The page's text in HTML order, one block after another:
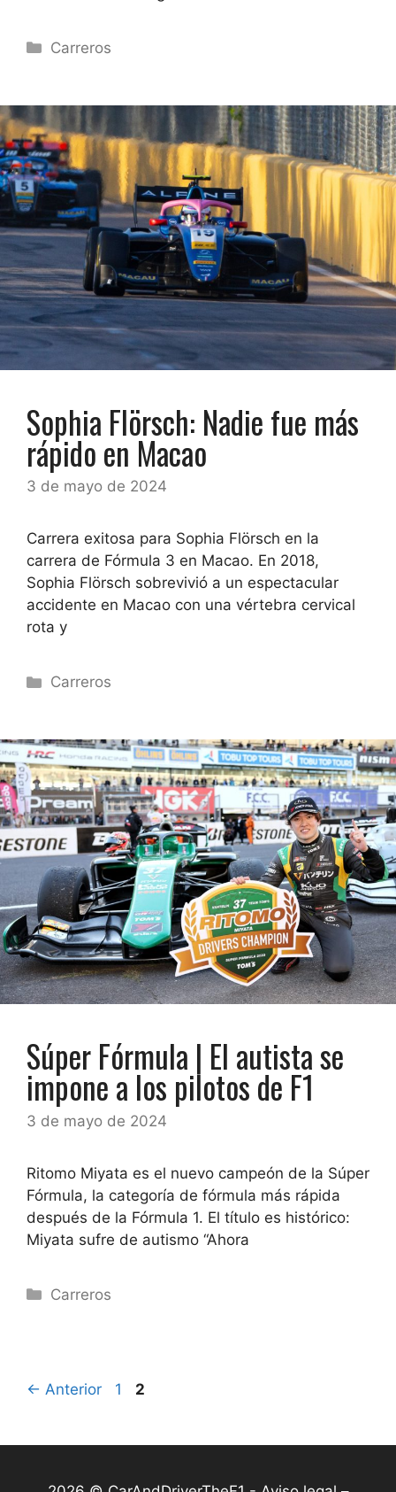
Categorías
Carreros
Sophia Flörsch: Nadie fue más
rápido en Macao
3 de mayo de 2024
Carrera exitosa para Sophia Flörsch en la
carrera de Fórmula 3 en Macao. En 2018,
Sophia Flörsch sobrevivió a un espectacular
accidente en Macao con una vértebra cervical
rota y
Categorías
Carreros
Súper Fórmula | El autista se
impone a los pilotos de F1
3 de mayo de 2024
Ritomo Miyata es el nuevo campeón de la Súper
Fórmula, la categoría de fórmula más rápida
después de la Fórmula 1. El título es histórico:
Miyata sufre de autismo “Ahora
Categorías
Carreros
← Anterior Página
1 Página
2